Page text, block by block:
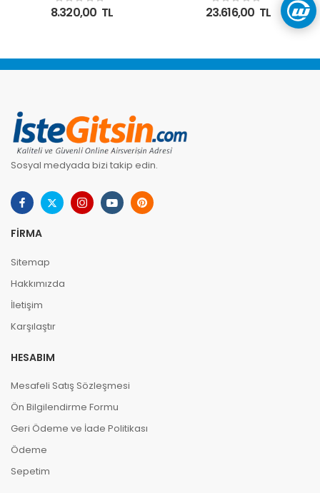
18MB LGA1700P VGAsız
Kutusuz 12.Nesil İşlemci
8.320,00 TL
Çekirdek 30MB L3
Önbellek Soket 1700
23.616,00 TL
Sosyal medyada bizi takip edin.
FIRMA
Sitemap
Hakkımızda
İletişim
Karşılaştır
HESABIM
Mesafeli Satış Sözleşmesi
Ön Bilgilendirme Formu
Geri Ödeme ve İade Politikası
Ödeme
Sepetim